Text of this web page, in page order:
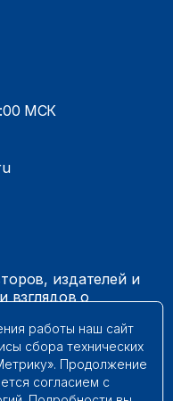
МСК
издателей и
взглядов о
Наши книги можно
площадках
работы наш сайт
сбора технических
Продолжение
согласием с